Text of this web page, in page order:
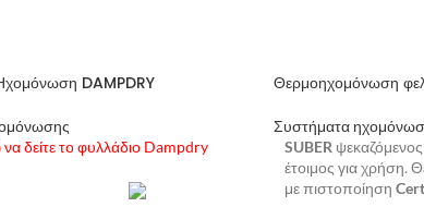
DAMPDRY
δείτε το φυλλάδιο Dampdry
Θερμοηχομόνωση
Συστήματα
SUBER
έτοιμος για χρήση.
με πιστοποίηση